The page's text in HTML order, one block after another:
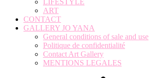
LIFESTYLE
ART
CONTACT
GALLERY JO YANA
General conditions of sale and use
Politique de confidentialité
Contact Art Gallery
MENTIONS LEGALES